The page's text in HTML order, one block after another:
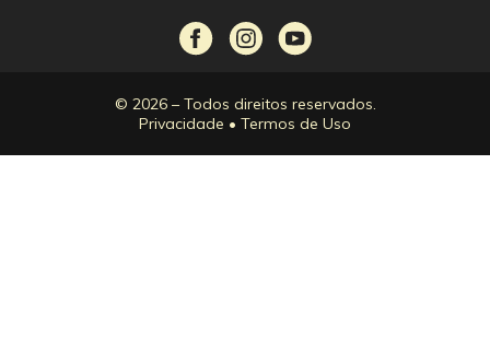
© 2026 – Todos direitos reservados.
Privacidade • Termos de Uso